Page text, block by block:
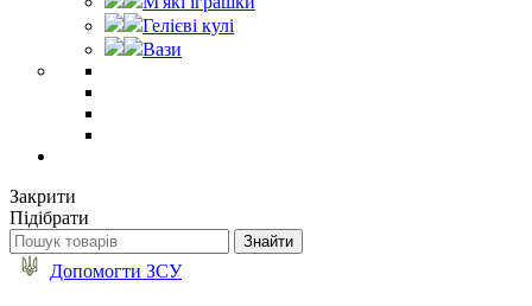
Гелієві кулі
Вази
Закрити
Підібрати
Допомогти ЗСУ